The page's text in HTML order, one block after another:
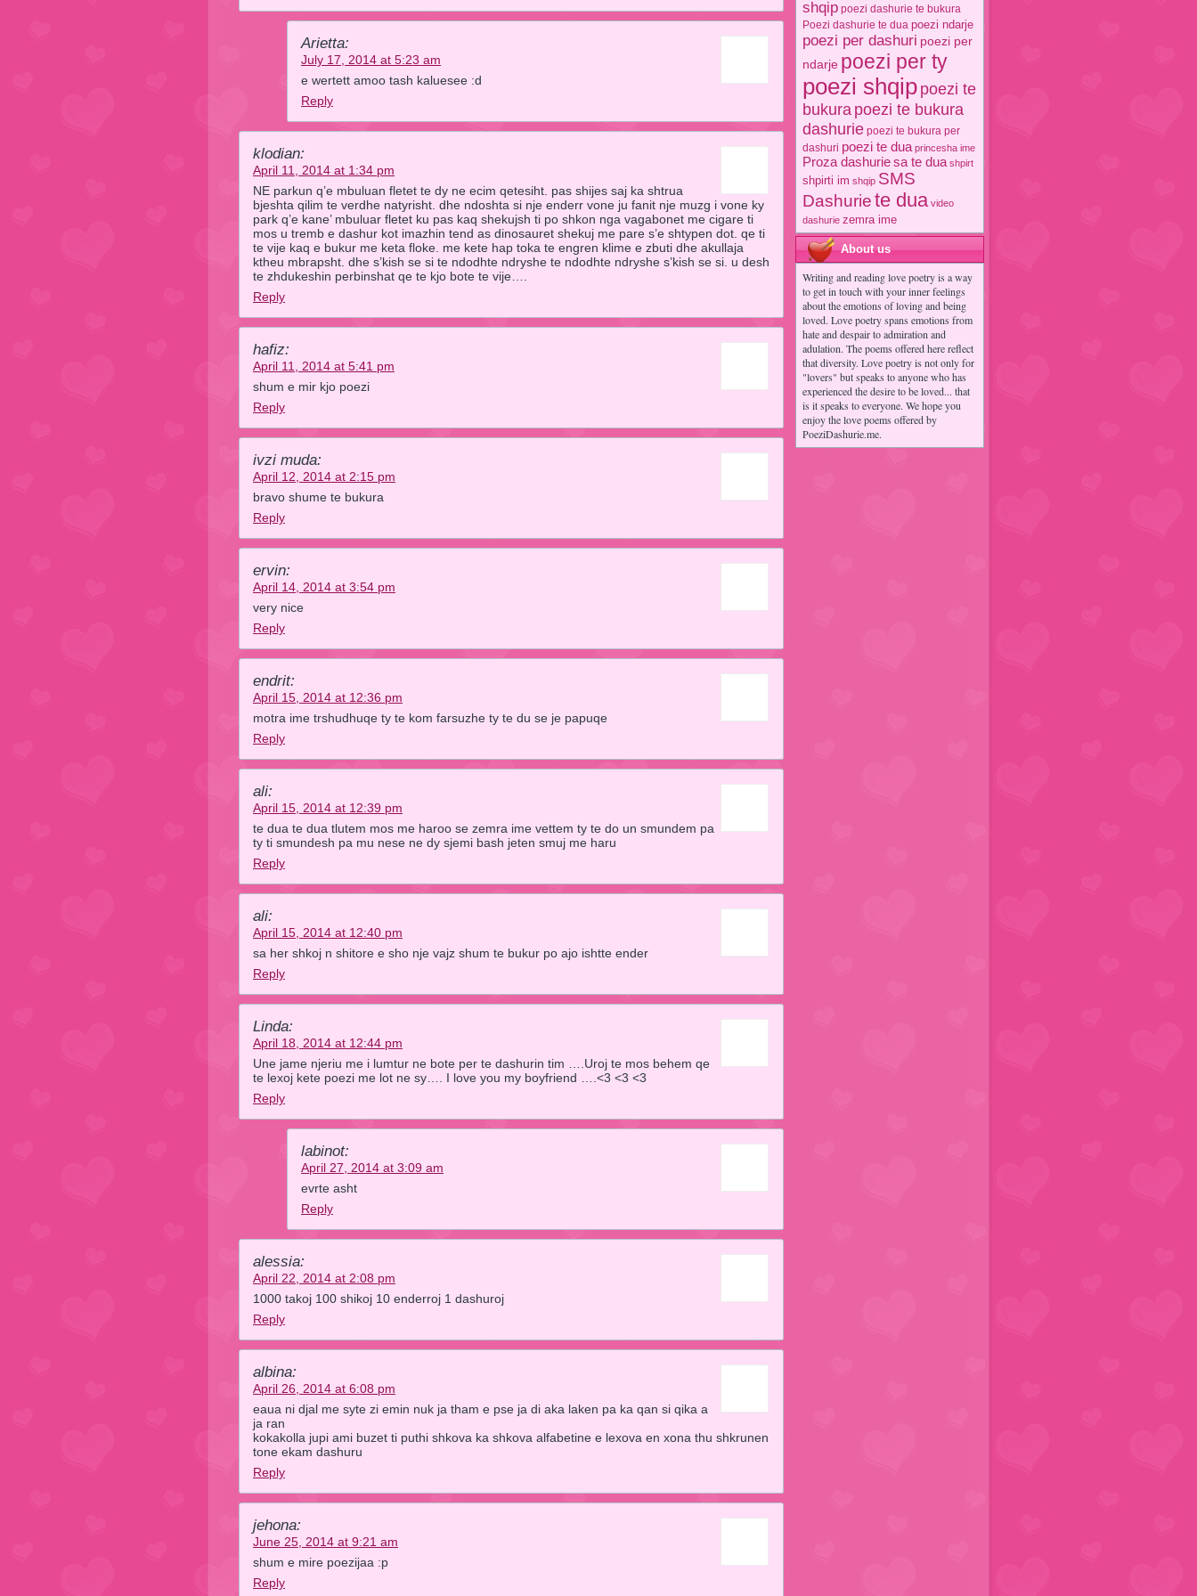
Arietta:
July 17, 2014 at 5:23 am
e wertett amoo tash kaluesee :d
Reply
klodian:
April 11, 2014 at 1:34 pm
NE parkun q’e mbuluan fletet te dy ne ecim qetesiht. pas shijes saj ka shtrua
bjeshta qilim te verdhe natyrisht. dhe ndoshta si nje enderr vone ju fanit nje muzg i vone ky
park q’e kane’ mbuluar fletet ku pas kaq shekujsh ti po shkon nga vagabonet me cigare ti
mos u tremb e dashur kot imazhin tend as dinosauret shekuj me pare s’e shtypen dot. qe ti
te vije kaq e bukur me keta floke. me kete hap toka te engren klime e zbuti dhe akullaja
ktheu mbrapsht. dhe s’kish se si te ndodhte ndryshe te ndodhte ndryshe s’kish se si. u desh
te zhdukeshin perbinshat qe te kjo bote te vije….
Reply
hafiz:
April 11, 2014 at 5:41 pm
shum e mir kjo poezi
Reply
ivzi muda:
April 12, 2014 at 2:15 pm
bravo shume te bukura
Reply
ervin:
April 14, 2014 at 3:54 pm
very nice
Reply
endrit:
April 15, 2014 at 12:36 pm
motra ime trshudhuqe ty te kom farsuzhe ty te du se je papuqe
Reply
ali:
April 15, 2014 at 12:39 pm
te dua te dua tlutem mos me haroo se zemra ime vettem ty te do un smundem pa
ty ti smundesh pa mu nese ne dy sjemi bash jeten smuj me haru
Reply
ali:
April 15, 2014 at 12:40 pm
sa her shkoj n shitore e sho nje vajz shum te bukur po ajo ishtte ender
Reply
Linda:
April 18, 2014 at 12:44 pm
Une jame njeriu me i lumtur ne bote per te dashurin tim ….Uroj te mos behem qe
te lexoj kete poezi me lot ne sy…. I love you my boyfriend ….<3 <3 <3
Reply
labinot:
April 27, 2014 at 3:09 am
evrte asht
Reply
alessia:
April 22, 2014 at 2:08 pm
1000 takoj 100 shikoj 10 enderroj 1 dashuroj
Reply
albina:
April 26, 2014 at 6:08 pm
eaua ni djal me syte zi emin nuk ja tham e pse ja di aka laken pa ka qan si qika a
ja ran
kokakolla jupi ami buzet ti puthi shkova ka shkova alfabetine e lexova en xona thu shkrunen
tone ekam dashuru
Reply
jehona:
June 25, 2014 at 9:21 am
shum e mire poezijaa :p
Reply
shqip poezi dashurie te bukura
Poezi dashurie te dua poezi ndarje
poezi per dashuri poezi per
ndarje poezi per ty
poezi shqip poezi te
bukura poezi te bukura
dashurie poezi te bukura per
dashuri poezi te dua princesha ime
Proza dashuriesa te dua shpirt
shpirti im shqip SMS
Dashuriete dua video
dashurie zemra ime
About us
Writing and reading love poetry is a way
to get in touch with your inner feelings
about the emotions of loving and being
loved. Love poetry spans emotions from
hate and despair to admiration and
adulation. The poems offered here reflect
that diversity. Love poetry is not only for
"lovers" but speaks to anyone who has
experienced the desire to be loved... that
is it speaks to everyone. We hope you
enjoy the love poems offered by
PoeziDashurie.me.